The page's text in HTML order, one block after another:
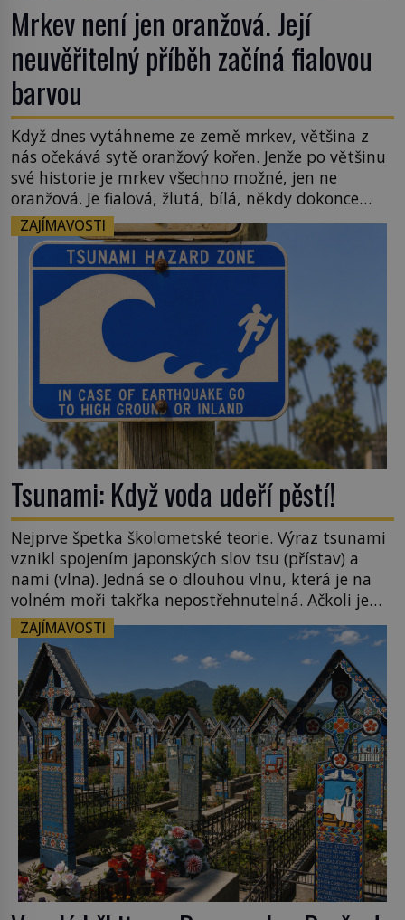
Mrkev není jen oranžová. Její
neuvěřitelný příběh začíná fialovou
barvou
Když dnes vytáhneme ze země mrkev, většina z
nás očekává sytě oranžový kořen. Jenže po většinu
své historie je mrkev všechno možné, jen ne
oranžová. Je fialová, žlutá, bílá, někdy dokonce
téměř černá. Až díky stovkám let pečlivého
šlechtění se z ní stává zelenina, bez které si českou
zahradu ani nedokážeme představit. Její příběh je
ZAJÍMAVOSTI
Tsunami: Když voda udeří pěstí!
Nejprve špetka školometské teorie. Výraz tsunami
vznikl spojením japonských slov tsu (přístav) a
nami (vlna). Jedná se o dlouhou vlnu, která je na
volném moři takřka nepostřehnutelná. Ačkoli je
vlnová délka tsunami i 300 kilometrů, výška vlny
na volném moři je maximálně 1,5 metru. Máme se
podobné obří vlny obávat i v Evropě? Vznik
tsunami si […]
ZAJÍMAVOSTI